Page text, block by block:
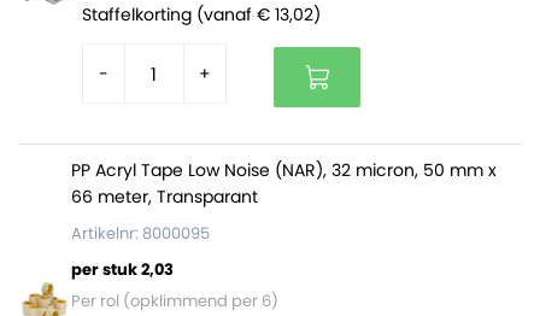
Staffelkorting (vanaf € 13,02)
- +
PP Acryl Tape Low Noise (NAR), 32 micron, 50 mm x
66 meter, Transparant
Artikelnr: 8000095
per stuk 2,03
Per rol (opklimmend per 6)